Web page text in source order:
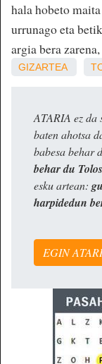
hala hobeto
urrunago eta
argia bera
GIZARTEA
ATARIA ez da
baten ahotsa
babesa behar
behar du
esku artean:
harpidedun
EGIN